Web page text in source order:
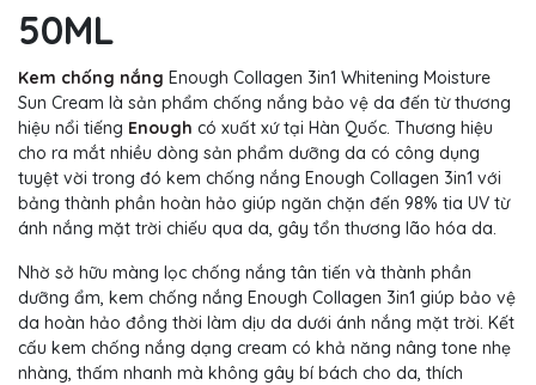
50ML
Kem chống nắng Enough Collagen 3in1 Whitening Moisture
Sun Cream là sản phẩm chống nắng bảo vệ da đến từ thương
hiệu nổi tiếng Enough có xuất xứ tại Hàn Quốc. Thương hiệu
cho ra mắt nhiều dòng sản phẩm dưỡng da có công dụng
tuyệt vời trong đó kem chống nắng Enough Collagen 3in1 với
bảng thành phần hoàn hảo giúp ngăn chặn đến 98% tia UV từ
ánh nắng mặt trời chiếu qua da, gây tổn thương lão hóa da.
Nhờ sở hữu màng lọc chống nắng tân tiến và thành phần
dưỡng ẩm, kem chống nắng Enough Collagen 3in1 giúp bảo vệ
da hoàn hảo đồng thời làm dịu da dưới ánh nắng mặt trời. Kết
cấu kem chống nắng dạng cream có khả năng nâng tone nhẹ
nhàng, thấm nhanh mà không gây bí bách cho da, thích